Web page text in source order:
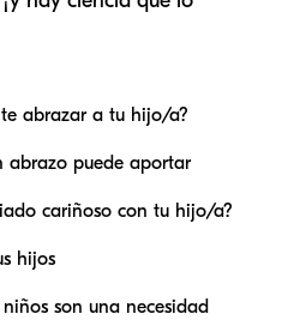
abrazar a tu hijo/a?
abrazo puede aportar
cariñoso con tu hijo/a?
hijos
son una necesidad